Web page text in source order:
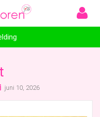
juni 10, 2026